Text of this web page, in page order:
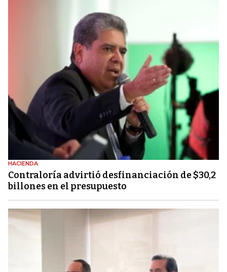
HACIENDA
Contraloría advirtió desfinanciación de $30,2
billones en el presupuesto